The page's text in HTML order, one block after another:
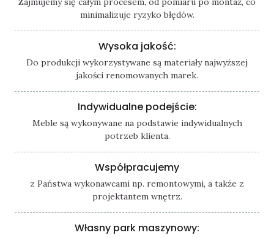
minimalizuje ryzyko błędów.
Wysoka jakość:
Do produkcji wykorzystywane są materiały najwyższej
jakości renomowanych marek.
Indywidualne podejście:
Meble są wykonywane na podstawie indywidualnych
potrzeb klienta.
Współpracujemy
z Państwa wykonawcami np. remontowymi, a także z
projektantem wnętrz.
Własny park maszynowy: